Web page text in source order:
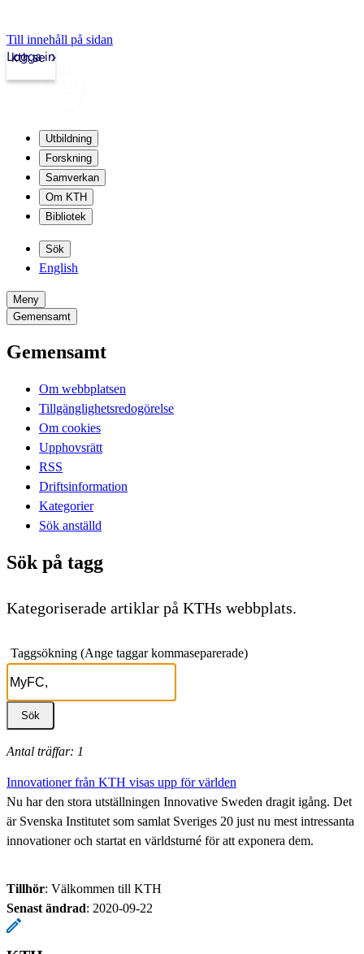
Till innehåll på sidan
kth.se
Logga in
Utbildning
Forskning
Samverkan
Om KTH
Bibliotek
Sök
English
Meny
Gemensamt
Gemensamt
Om webbplatsen
Tillgänglighetsredogörelse
Om cookies
Upphovsrätt
RSS
Driftsinformation
Kategorier
Sök anställd
Sök på tagg
Kategoriserade artiklar på KTHs webbplats.
Taggsökning (Ange taggar kommaseparerade)
Antal träffar: 1
Innovationer från KTH visas upp för världen
Nu har den stora utställningen Innovative Sweden dragit igång. Det
är Svenska Institutet som samlat Sveriges 20 just nu mest intressanta
innovationer och startat en världsturné för att exponera dem.
Tillhör: Välkommen till KTH
Senast ändrad: 2020-09-22